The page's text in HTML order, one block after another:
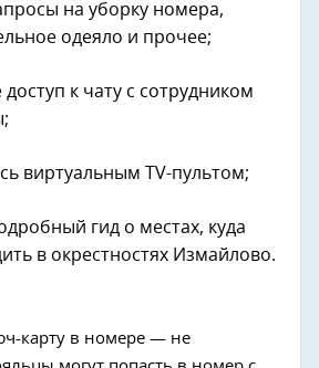
на уборку номера,
одеяло и прочее;
доступ к чату с сотрудником
виртуальным TV-пультом;
гид о местах, куда
в окрестностях Измайлово.
карту в номере — не